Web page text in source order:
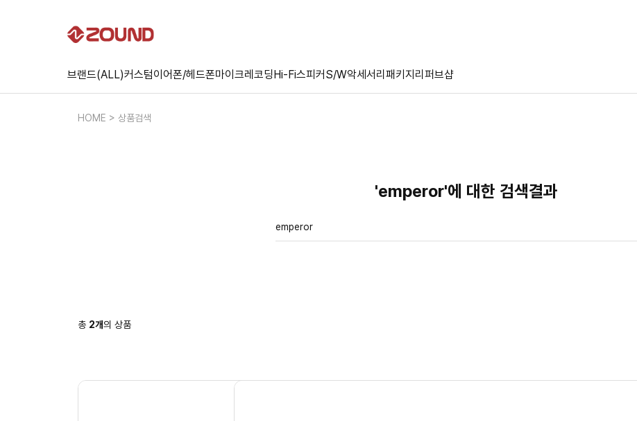
브랜드(ALL)커스텀이어폰/헤드폰마이크레코딩Hi-Fi스피커S/W악세서리 패키지리퍼브샵
HOME > 상품검색
'emperor'에 대한 검색결과
총 2개의 상품